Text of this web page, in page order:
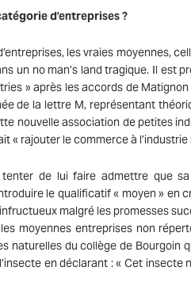
d’entreprises ?
les vraies moyennes,
un no man’s land tragique. Il est
» après les accords de
de la lettre M, représentant
nouvelle association de petites
« rajouter le commerce à l’industrie
de lui faire admettre que sa
le qualificatif « moyen » en
malgré les promesses
moyennes entreprises non
du collège de Bourgoin
en déclarant : « Cet insecte